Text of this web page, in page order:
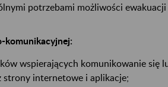
potrzebami możliwości ewakuacji
komunikacyjnej:
wspierających komunikowanie się
strony internetowe i aplikacje;